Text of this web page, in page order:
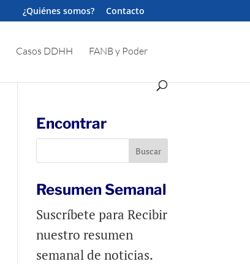
¿Quiénes somos? Contacto
Casos DDHH FANB y Poder
Encontrar
Resumen Semanal
Suscríbete para Recibir
nuestro resumen
semanal de noticias.